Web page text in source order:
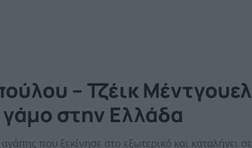
– Τζέικ
στην Ελλάδα
που ξεκίνησε στο εξωτερικό και καταλήγει